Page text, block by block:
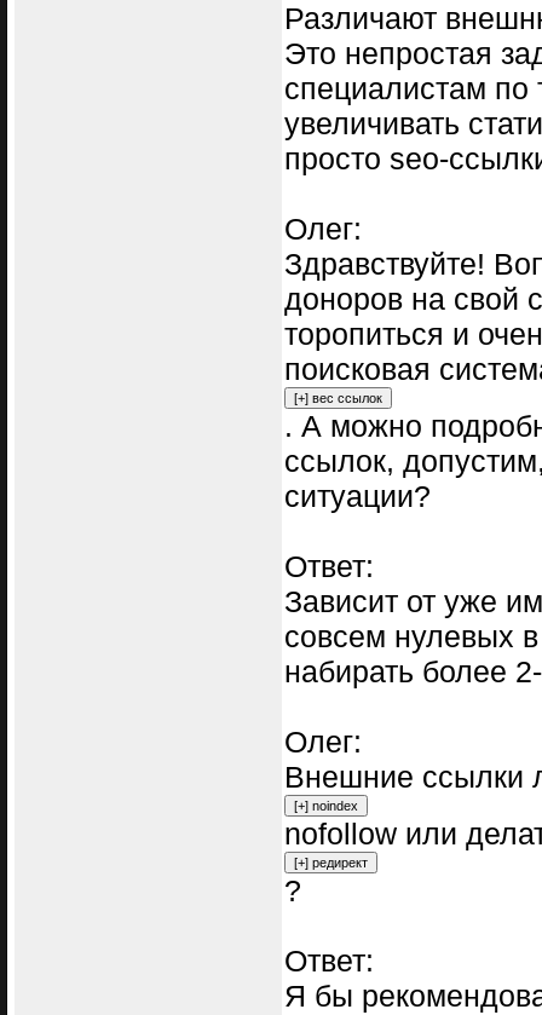
Различают
Это непростая
специалистам
увеличивать
просто seo-
Олег:
Здравствуйте!
доноров на свой
торопиться и
поисковая
. А можно
ссылок,
ситуации?
Ответ:
Зависит от уже
совсем нулевых
набирать более
Олег:
Внешние ссылки
nofollow или
?
Ответ:
Я бы